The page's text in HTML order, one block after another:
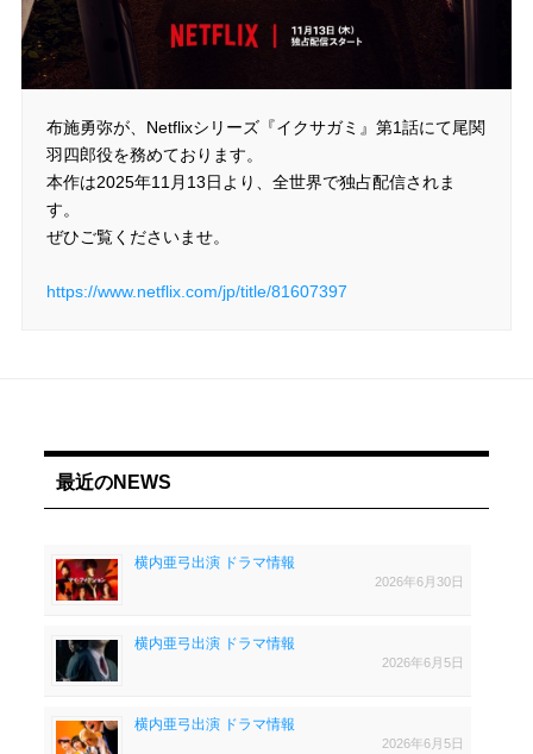
布施勇弥が、Netflixシリーズ『イクサガミ』第1話にて尾関
羽四郎役を務めております。
本作は2025年11月13日より、全世界で独占配信されま
す。
ぜひご覧くださいませ。
https://www.netflix.com/jp/title/81607397
最近のNEWS
横内亜弓出演 ドラマ情報
2026年6月30日
横内亜弓出演 ドラマ情報
2026年6月5日
横内亜弓出演 ドラマ情報
2026年6月5日